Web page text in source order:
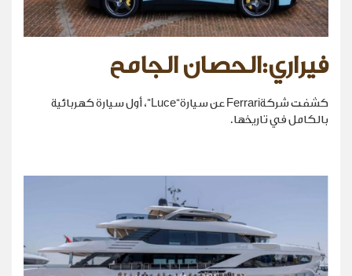
فيراري:الحصان الجامح
كشفت شركةFerrari عن سيارة“Luce”، أول سيارة كهربائية
بالكامل في تاريخها.